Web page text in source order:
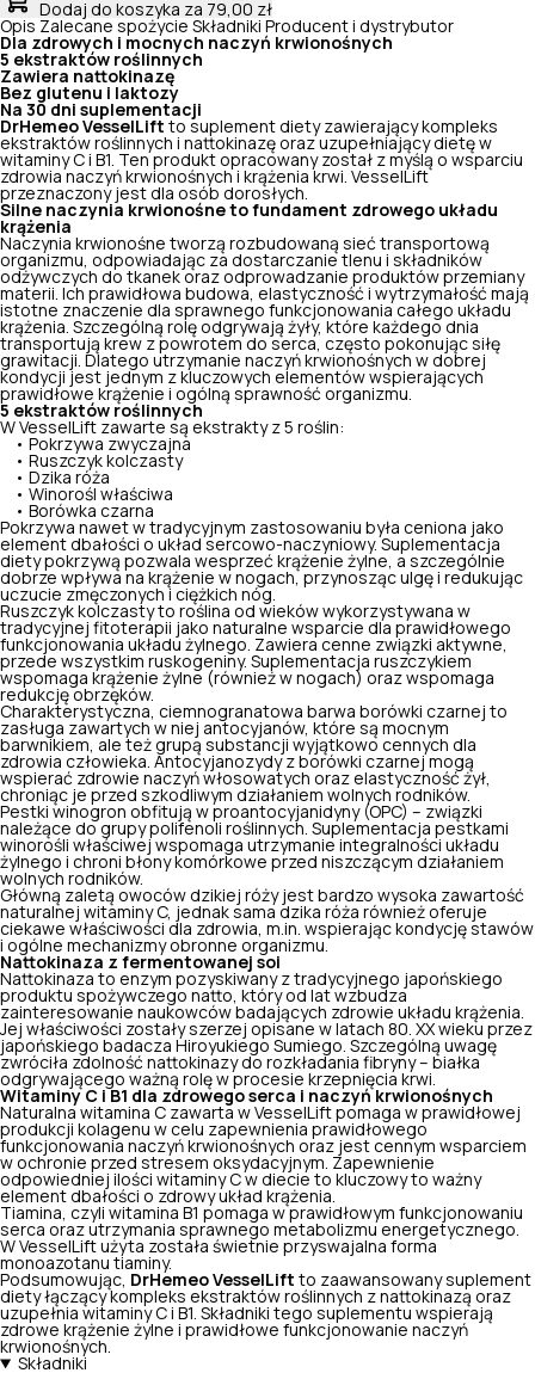
Dodaj do koszyka za 79,00 zł
Opis Zalecane spożycie Składniki Producent i dystrybutor
Dla zdrowych i mocnych naczyń krwionośnych
5 ekstraktów roślinnych
Zawiera nattokinazę
Bez glutenu i laktozy
Na 30 dni suplementacji
DrHemeo VesselLift to suplement diety zawierający kompleks
ekstraktów roślinnych i nattokinazę oraz uzupełniający dietę w
witaminy C i B1. Ten produkt opracowany został z myślą o wsparciu
zdrowia naczyń krwionośnych i krążenia krwi. VesselLift
przeznaczony jest dla osób dorosłych.
Silne naczynia krwionośne to fundament zdrowego układu
krążenia
Naczynia krwionośne tworzą rozbudowaną sieć transportową
organizmu, odpowiadając za dostarczanie tlenu i składników
odżywczych do tkanek oraz odprowadzanie produktów przemiany
materii. Ich prawidłowa budowa, elastyczność i wytrzymałość mają
istotne znaczenie dla sprawnego funkcjonowania całego układu
krążenia. Szczególną rolę odgrywają żyły, które każdego dnia
transportują krew z powrotem do serca, często pokonując siłę
grawitacji. Dlatego utrzymanie naczyń krwionośnych w dobrej
kondycji jest jednym z kluczowych elementów wspierających
prawidłowe krążenie i ogólną sprawność organizmu.
5 ekstraktów roślinnych
W VesselLift zawarte są ekstrakty z 5 roślin:
• Pokrzywa zwyczajna
• Ruszczyk kolczasty
• Dzika róża
• Winorośl właściwa
• Borówka czarna
Pokrzywa nawet w tradycyjnym zastosowaniu była ceniona jako
element dbałości o układ sercowo-naczyniowy. Suplementacja
diety pokrzywą pozwala wesprzeć krążenie żylne, a szczególnie
dobrze wpływa na krążenie w nogach, przynosząc ulgę i redukując
uczucie zmęczonych i ciężkich nóg.
Ruszczyk kolczasty to roślina od wieków wykorzystywana w
tradycyjnej fitoterapii jako naturalne wsparcie dla prawidłowego
funkcjonowania układu żylnego. Zawiera cenne związki aktywne,
przede wszystkim ruskogeniny. Suplementacja ruszczykiem
wspomaga krążenie żylne (również w nogach) oraz wspomaga
redukcję obrzęków.
Charakterystyczna, ciemnogranatowa barwa borówki czarnej to
zasługa zawartych w niej antocyjanów, które są mocnym
barwnikiem, ale też grupą substancji wyjątkowo cennych dla
zdrowia człowieka. Antocyjanozydy z borówki czarnej mogą
wspierać zdrowie naczyń włosowatych oraz elastyczność żył,
chroniąc je przed szkodliwym działaniem wolnych rodników.
Pestki winogron obfitują w proantocyjanidyny (OPC) – związki
należące do grupy polifenoli roślinnych. Suplementacja pestkami
winorośli właściwej wspomaga utrzymanie integralności układu
żylnego i chroni błony komórkowe przed niszczącym działaniem
wolnych rodników.
Główną zaletą owoców dzikiej róży jest bardzo wysoka zawartość
naturalnej witaminy C, jednak sama dzika róża również oferuje
ciekawe właściwości dla zdrowia, m.in. wspierając kondycję stawów
i ogólne mechanizmy obronne organizmu.
Nattokinaza z fermentowanej soi
Nattokinaza to enzym pozyskiwany z tradycyjnego japońskiego
produktu spożywczego natto, który od lat wzbudza
zainteresowanie naukowców badających zdrowie układu krążenia.
Jej właściwości zostały szerzej opisane w latach 80. XX wieku przez
japońskiego badacza Hiroyukiego Sumiego. Szczególną uwagę
zwróciła zdolność nattokinazy do rozkładania fibryny – białka
odgrywającego ważną rolę w procesie krzepnięcia krwi.
Witaminy C i B1 dla zdrowego serca i naczyń krwionośnych
Naturalna witamina C zawarta w VesselLift pomaga w prawidłowej
produkcji kolagenu w celu zapewnienia prawidłowego
funkcjonowania naczyń krwionośnych oraz jest cennym wsparciem
w ochronie przed stresem oksydacyjnym. Zapewnienie
odpowiedniej ilości witaminy C w diecie to kluczowy to ważny
element dbałości o zdrowy układ krążenia.
Tiamina, czyli witamina B1 pomaga w prawidłowym funkcjonowaniu
serca oraz utrzymania sprawnego metabolizmu energetycznego.
W VesselLift użyta została świetnie przyswajalna forma
monoazotanu tiaminy.
Podsumowując,
DrHemeo VesselLift to zaawansowany suplement
diety łączący kompleks ekstraktów roślinnych z nattokinazą oraz
uzupełnia witaminy C i B1. Składniki tego suplementu wspierają
zdrowe krążenie żylne i prawidłowe funkcjonowanie naczyń
krwionośnych.
Składniki